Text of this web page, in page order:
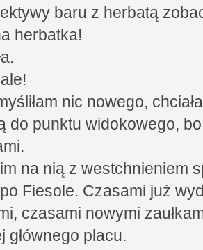
baru z herbatą
herbatka!
nic nowego,
do punktu widokowego,
na nią z westchnieniem
Fiesole. Czasami już
czasami nowymi
głównego placu.